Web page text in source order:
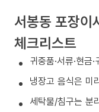
서봉동 포장이
체크리스트
귀중품·서류·현
냉장고 음식은 미
세탁물/침구는 분